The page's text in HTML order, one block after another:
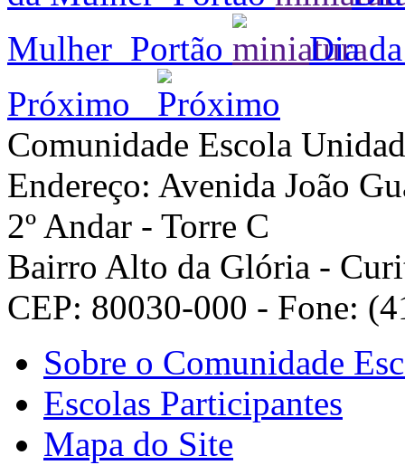
Mulher_Portão
Dia
Próximo
Comunidade Escola
Endereço: Avenida João
2º Andar - Torre C
Bairro Alto da Glória -
CEP: 80030-000 - Fone:
Sobre o Comunidade
Escolas Participantes
Mapa do Site